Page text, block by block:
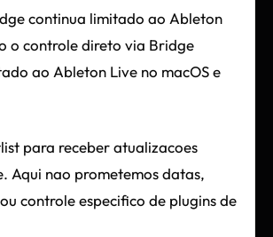
continua limitado ao Ableton
o controle direto via Bridge
ao Ableton Live no macOS e
para receber atualizacoes
Aqui nao prometemos datas,
controle especifico de plugins de